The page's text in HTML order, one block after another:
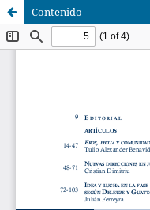
Contenido